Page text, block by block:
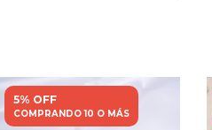
5% OFF
COMPRANDO 10 O MÁS